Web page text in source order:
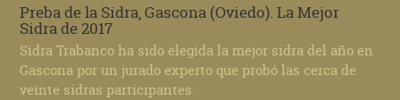
Preba de la Sidra, Gascona (Oviedo). La Mejor
Sidra de 2017
Sidra Trabanco ha sido elegida la mejor sidra del año en
Gascona por un jurado experto que probó las cerca de
veinte sidras participantes.